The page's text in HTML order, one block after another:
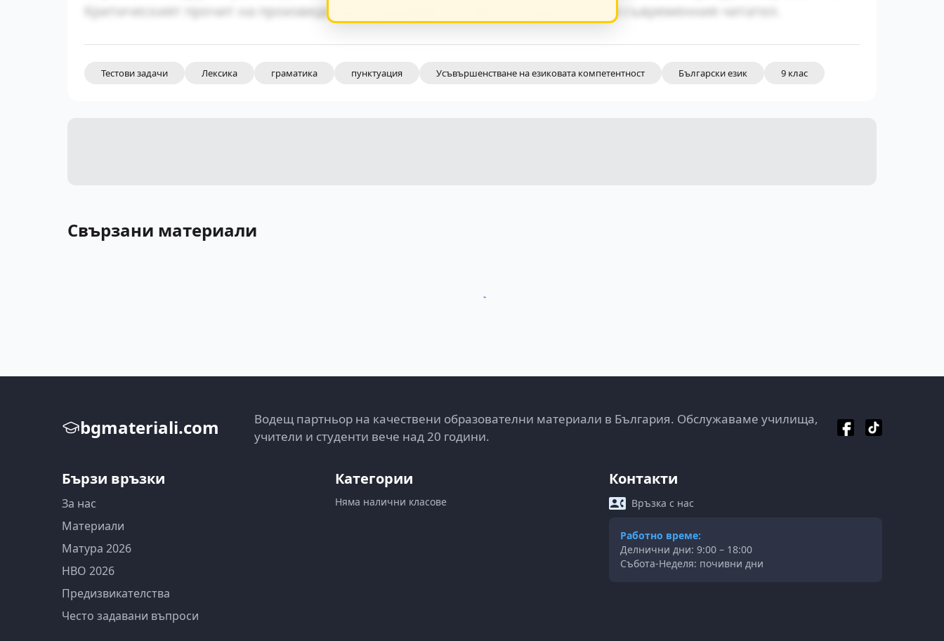
Критическият прочит на произведението разкрива неговата актуалност и за съвременния читател.
Тестови задачи Лексика граматика пунктуация Усъвършенстване на езиковата компетентност Български език 9 клас
Свързани материали
bgmateriali.com
Водещ партньор на качествени образователни материали в България. Обслужаваме училища,
учители и студенти вече над 20 години.
Бързи връзки
За нас
Материали
Матура 2026
НВО 2026
Предизвикателства
Често задавани въпроси
Категории
Няма налични класове
Контакти
Връзка с нас
Работно време:
Делнични дни: 9:00 – 18:00
Събота-Неделя: почивни дни